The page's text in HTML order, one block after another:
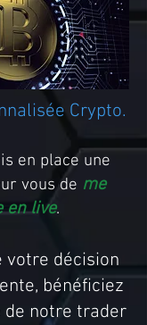
Crypto.
en place une
vous de me
en live.
votre décision
bénéficiez
de notre trader